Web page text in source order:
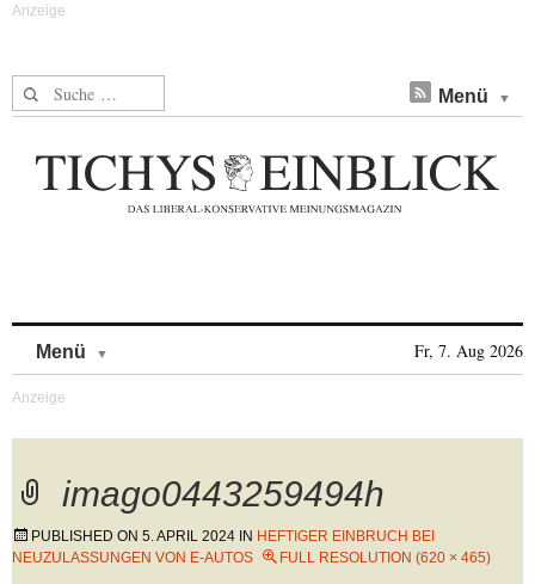
Suche nach: Menü
Menü Fr, 7. Aug 2026
imago0443259494h
PUBLISHED ON 5. APRIL 2024 IN HEFTIGER EINBRUCH BEI
NEUZULASSUNGEN VON E-AUTOS
FULL RESOLUTION (620 × 465)